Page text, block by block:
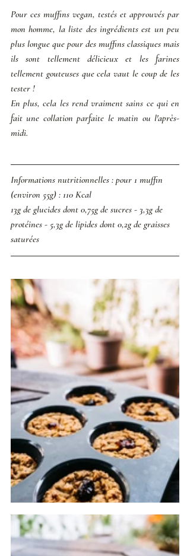
Pour ces muffins vegan, testés et approuvés par
mon homme, la liste des ingrédients est un peu
plus longue que pour des muffins classiques mais
ils sont tellement délicieux et les farines
tellement gouteuses que cela vaut le coup de les
tester !
En plus, cela les rend vraiment sains ce qui en
fait une collation parfaite le matin ou l'après-
midi.
Informations nutritionnelles : pour 1 muffin
(environ 55g) : 110 Kcal
13g de glucides dont 0,75g de sucres - 3,3g de
protéines - 5,3g de lipides dont 0,2g de graisses
saturées